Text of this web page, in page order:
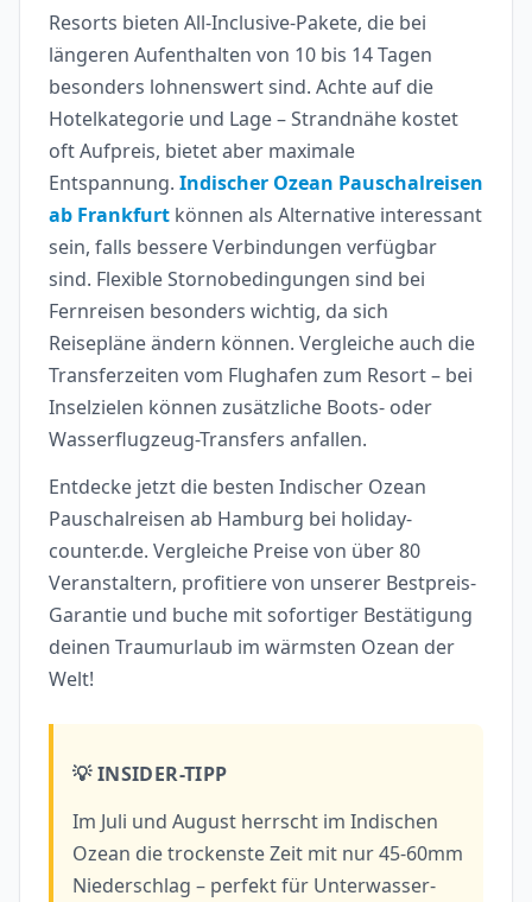
Resorts bieten All-Inclusive-Pakete, die bei
längeren Aufenthalten von 10 bis 14 Tagen
besonders lohnenswert sind. Achte auf die
Hotelkategorie und Lage – Strandnähe kostet
oft Aufpreis, bietet aber maximale
Entspannung. Indischer Ozean Pauschalreisen
ab Frankfurt können als Alternative interessant
sein, falls bessere Verbindungen verfügbar
sind. Flexible Stornobedingungen sind bei
Fernreisen besonders wichtig, da sich
Reisepläne ändern können. Vergleiche auch die
Transferzeiten vom Flughafen zum Resort – bei
Inselzielen können zusätzliche Boots- oder
Wasserflugzeug-Transfers anfallen.
Entdecke jetzt die besten Indischer Ozean
Pauschalreisen ab Hamburg bei holiday-
counter.de. Vergleiche Preise von über 80
Veranstaltern, profitiere von unserer Bestpreis-
Garantie und buche mit sofortiger Bestätigung
deinen Traumurlaub im wärmsten Ozean der
Welt!
💡 INSIDER-TIPP
Im Juli und August herrscht im Indischen
Ozean die trockenste Zeit mit nur 45-60mm
Niederschlag – perfekt für Unterwasser-